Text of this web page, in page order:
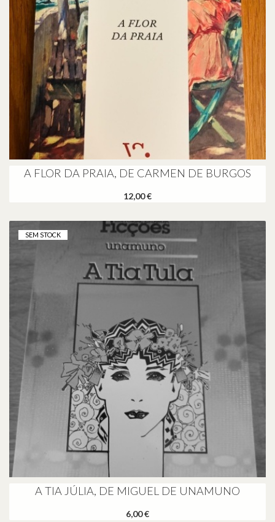
A FLOR DA PRAIA, DE CARMEN DE BURGOS
12,00 €
SEM STOCK
A TIA JÚLIA, DE MIGUEL DE UNAMUNO
6,00 €